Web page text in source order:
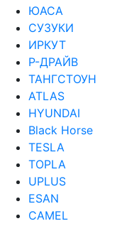
ЮАСА
СУЗУКИ
ИРКУТ
Р-ДРАЙВ
ТАНГСТОУН
ATLAS
HYUNDAI
Black Horse
TESLA
TOPLA
UPLUS
ESAN
CAMEL